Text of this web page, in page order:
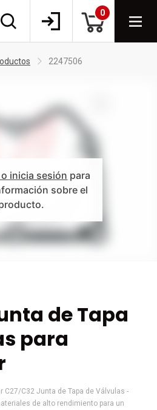
0
2247506
inicia sesión para
sobre el
de Tapa
para
C27/C32 Junta de Tapa de Válvulas -
de alto rendimiento para un